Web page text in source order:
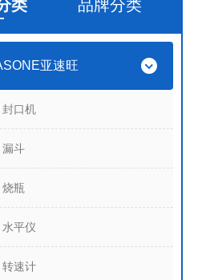
类 品牌分类
亚速旺
封口机
漏斗
瓶
平仪
转速计